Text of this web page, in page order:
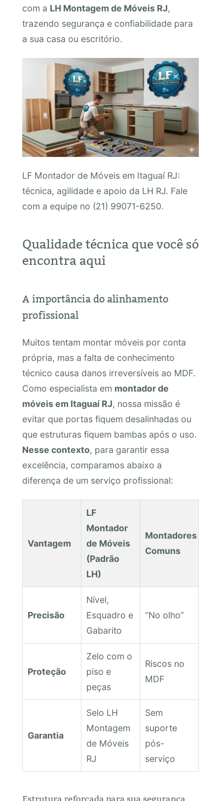
com a LH Montagem de Móveis RJ,
trazendo segurança e confiabilidade para
a sua casa ou escritório.
LF Montador de Móveis em Itaguaí RJ:
técnica, agilidade e apoio da LH RJ. Fale
com a equipe no (21) 99071-6250.
Qualidade técnica que você só
encontra aqui
A importância do alinhamento
profissional
Muitos tentam montar móveis por conta
própria, mas a falta de conhecimento
técnico causa danos irreversíveis ao MDF.
Como especialista em montador de
móveis em Itaguaí RJ, nossa missão é
evitar que portas fiquem desalinhadas ou
que estruturas fiquem bambas após o uso.
Nesse contexto, para garantir essa
excelência, comparamos abaixo a
diferença de um serviço profissional:
Vantagem
LF
Montador
de Móveis
(Padrão
LH)
Montadores
Comuns
Precisão
Nível,
Esquadro e
Gabarito
“No olho”
Proteção
Zelo com o
piso e
peças
Riscos no
MDF
Garantia
Selo LH
Montagem
de Móveis
RJ
Sem
suporte
pós-
serviço